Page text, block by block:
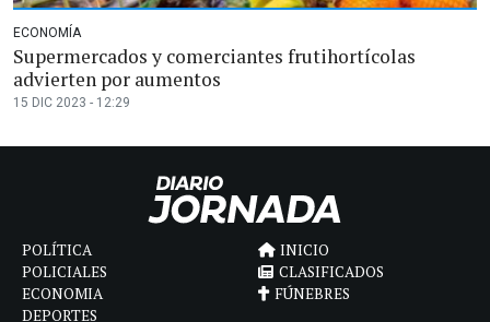
ECONOMÍA
Supermercados y comerciantes frutihortícolas
advierten por aumentos
15 DIC 2023 - 12:29
POLÍTICA
POLICIALES
ECONOMIA
DEPORTES
INICIO
CLASIFICADOS
FÚNEBRES